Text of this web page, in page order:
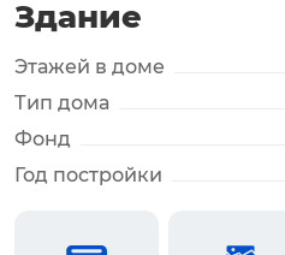
Здание
Этажей в доме
Тип дома
Фонд
Год постройки